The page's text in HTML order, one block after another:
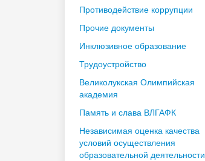
Противодействие коррупции
Прочие документы
Инклюзивное образование
Трудоустройство
Великолукская Олимпийская
академия
Память и слава ВЛГАФК
Независимая оценка качества
условий осуществления
образовательной деятельности